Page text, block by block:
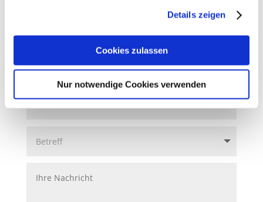
Erfahren Sie in unsererDatenschutzerklärungmehr
darüber, wer wir sind, wie Sie uns kontaktieren können
und wie wir personenbezogene Daten verarbeiten.
Sie können Ihre Einwilligung jederzeit von derCookie-
Details zeigen
Cookies zulassen
Nur notwendige Cookies verwenden